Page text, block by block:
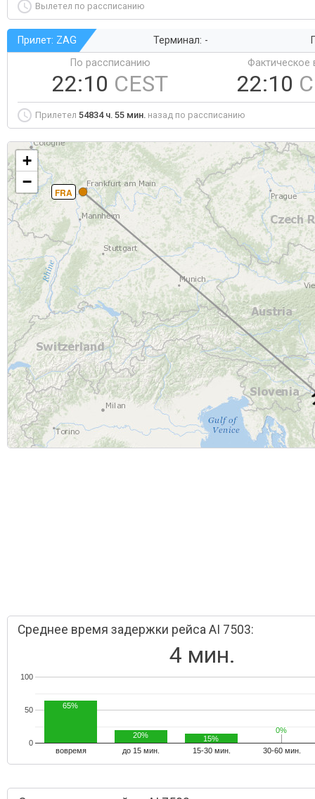
Вылетел по рассписанию
Прилет: ZAG Терминал: -
По рассписанию
22:10 CEST
Фактическое
22:10
Прилетел 54834 ч. 55 мин. назад по рассписанию
FRA
+
−
Среднее время задержки рейса AI 7503:
4 мин.
вовремя до 15 мин. 15-30 мин. 30-60 мин.
0
50
100
65%
20% 15%
0%
0%